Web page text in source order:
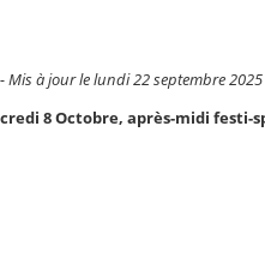
Mis à jour le lundi 22 septembre
8 Octobre, après-midi festi-